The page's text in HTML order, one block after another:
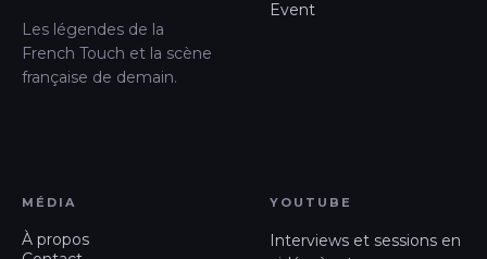
Les légendes de la
French Touch et la scène
française de demain.
Event
MÉDIA
À propos
YOUTUBE
Interviews et sessions en